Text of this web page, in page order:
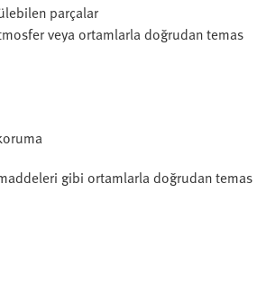
parçalar
veya ortamlarla doğrudan temas
gibi ortamlarla doğrudan